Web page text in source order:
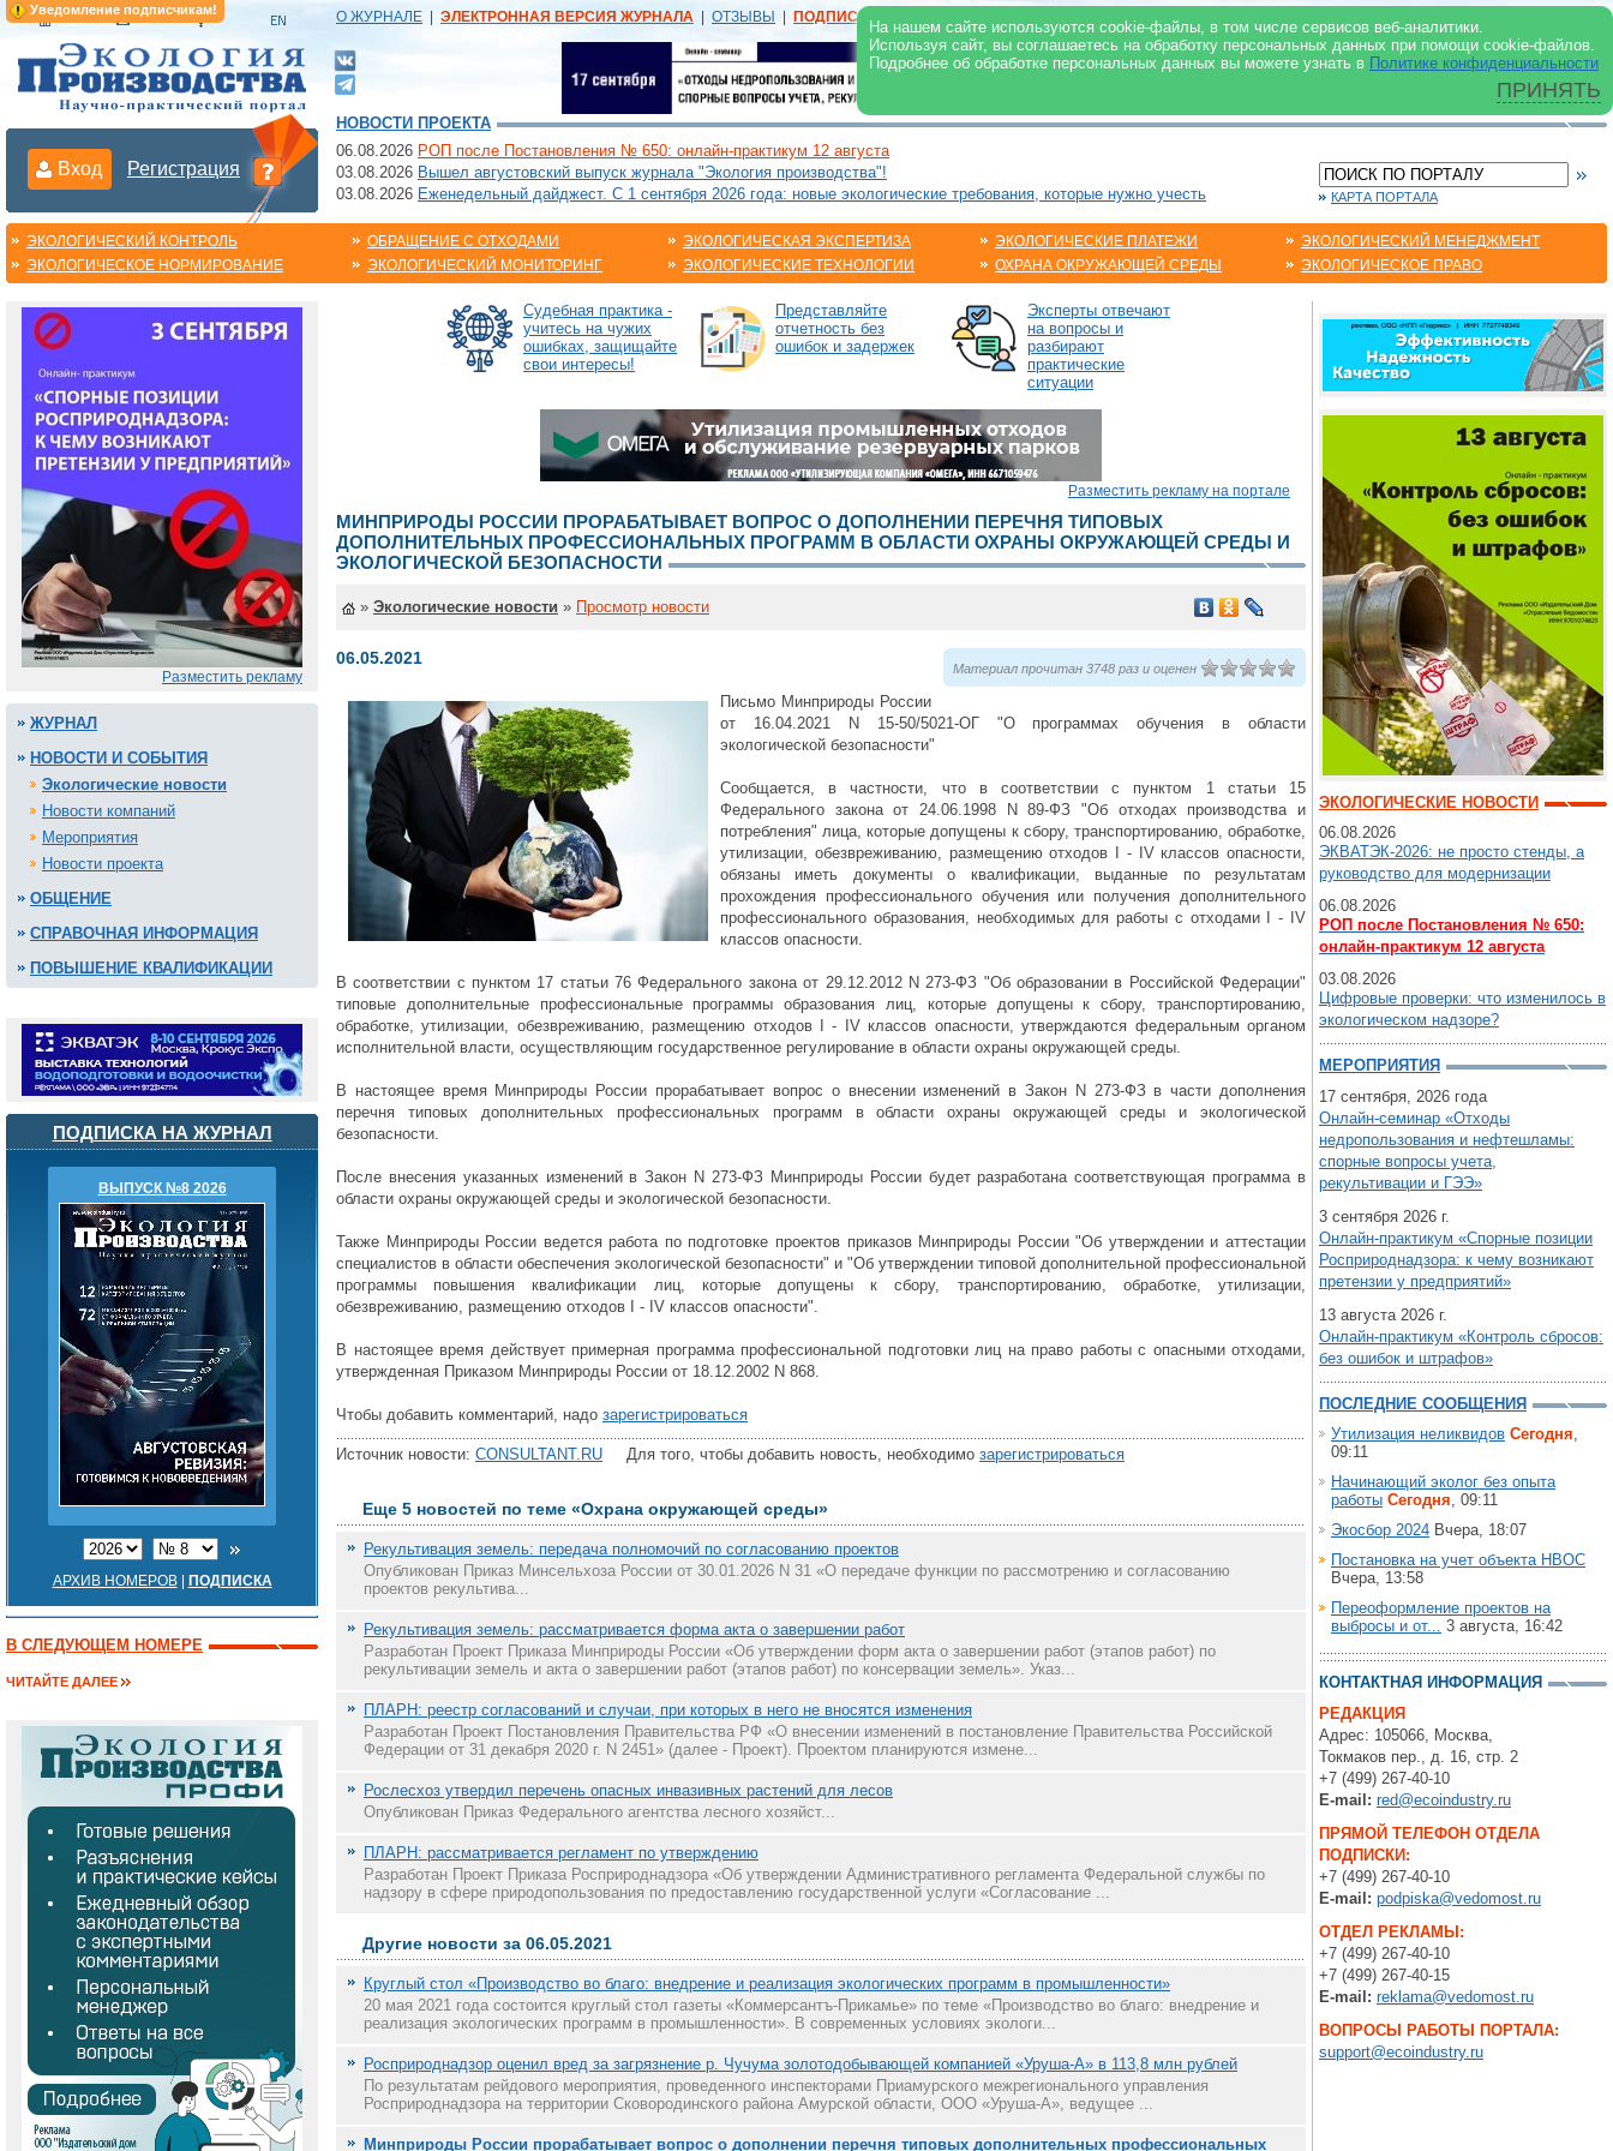
Уведомление подписчикам!
На нашем сайте используются cookie-файлы, в том числе сервисов веб-аналитики.
Используя сайт, вы соглашаетесь на обработку персональных данных при помощи cookie-файлов.
Подробнее об обработке персональных данных вы можете узнать в Политике конфиденциальности
ПРИНЯТЬ
О ЖУРНАЛЕ ЭЛЕКТРОННАЯ ВЕРСИЯ ЖУРНАЛА ОТЗЫВЫ ПОДПИСКА | В ЖУРНАЛЕ В ИНТЕРНЕТ
Вход Регистрация
НОВОСТИ ПРОЕКТА
06.08.2026 РОП после Постановления № 650: онлайн-практикум 12 августа
03.08.2026 Вышел августовский выпуск журнала "Экология производства"!
03.08.2026 Еженедельный дайджест. С 1 сентября 2026 года: новые экологические требования, которые нужно учесть КАРТА ПОРТАЛА
ЭКОЛОГИЧЕСКИЙ КОНТРОЛЬ
ЭКОЛОГИЧЕСКОЕ НОРМИРОВАНИЕ
ОБРАЩЕНИЕ С ОТХОДАМИ
ЭКОЛОГИЧЕСКИЙ МОНИТОРИНГ
ЭКОЛОГИЧЕСКАЯ ЭКСПЕРТИЗА
ЭКОЛОГИЧЕСКИЕ ТЕХНОЛОГИИ
ЭКОЛОГИЧЕСКИЕ ПЛАТЕЖИ
ОХРАНА ОКРУЖАЮЩЕЙ СРЕДЫ
ЭКОЛОГИЧЕСКИЙ МЕНЕДЖМЕНТ
ЭКОЛОГИЧЕСКОЕ ПРАВО
Разместить рекламу
ЖУРНАЛ
НОВОСТИ И СОБЫТИЯ
Экологические новости
Новости компаний
Мероприятия
Новости проекта
ОБЩЕНИЕ
СПРАВОЧНАЯ ИНФОРМАЦИЯ
ПОВЫШЕНИЕ КВАЛИФИКАЦИИ
ПОДПИСКА НА ЖУРНАЛ
ВЫПУСК №8 2026
АРХИВ НОМЕРОВ| ПОДПИСКА
В СЛЕДУЮЩЕМ НОМЕРЕ
ЧИТАЙТЕ ДАЛЕЕ
Судебная практика -
учитесь на чужих
ошибках, защищайте
свои интересы!
Представляйте
отчетность без
ошибок и задержек
Эксперты отвечают
на вопросы и
разбирают
практические
ситуации
Разместить рекламу на портале
МИНПРИРОДЫ РОССИИ ПРОРАБАТЫВАЕТ ВОПРОС О ДОПОЛНЕНИИ ПЕРЕЧНЯ ТИПОВЫХ
ДОПОЛНИТЕЛЬНЫХ ПРОФЕССИОНАЛЬНЫХ ПРОГРАММ В ОБЛАСТИ ОХРАНЫ ОКРУЖАЮЩЕЙ СРЕДЫ И
ЭКОЛОГИЧЕСКОЙ БЕЗОПАСНОСТИ
» Экологические новости » Просмотр новости
Материал прочитан 3748 раз и оценен
06.05.2021
Письмо Минприроды России
от 16.04.2021 N 15-50/5021-ОГ "О программах обучения в области
экологической безопасности"
Сообщается, в частности, что в соответствии с пунктом 1 статьи 15
Федерального закона от 24.06.1998 N 89-ФЗ "Об отходах производства и
потребления" лица, которые допущены к сбору, транспортированию, обработке,
утилизации, обезвреживанию, размещению отходов I - IV классов опасности,
обязаны иметь документы о квалификации, выданные по результатам
прохождения профессионального обучения или получения дополнительного
профессионального образования, необходимых для работы с отходами I - IV
классов опасности.
В соответствии с пунктом 17 статьи 76 Федерального закона от 29.12.2012 N 273-ФЗ "Об образовании в Российской Федерации"
типовые дополнительные профессиональные программы образования лиц, которые допущены к сбору, транспортированию,
обработке, утилизации, обезвреживанию, размещению отходов I - IV классов опасности, утверждаются федеральным органом
исполнительной власти, осуществляющим государственное регулирование в области охраны окружающей среды.
В настоящее время Минприроды России прорабатывает вопрос о внесении изменений в Закон N 273-ФЗ в части дополнения
перечня типовых дополнительных профессиональных программ в области охраны окружающей среды и экологической
безопасности.
После внесения указанных изменений в Закон N 273-ФЗ Минприроды России будет разработана соответствующая программа в
области охраны окружающей среды и экологической безопасности.
Также Минприроды России ведется работа по подготовке проектов приказов Минприроды России "Об утверждении и аттестации
специалистов в области обеспечения экологической безопасности" и "Об утверждении типовой дополнительной профессиональной
программы повышения квалификации лиц, которые допущены к сбору, транспортированию, обработке, утилизации,
обезвреживанию, размещению отходов I - IV классов опасности".
В настоящее время действует примерная программа профессиональной подготовки лиц на право работы с опасными отходами,
утвержденная Приказом Минприроды России от 18.12.2002 N 868.
Чтобы добавить комментарий, надо зарегистрироваться
Источник новости: CONSULTANT.RU Для того, чтобы добавить новость, необходимо зарегистрироваться
Еще 5 новостей по теме «Охрана окружающей среды»
Рекультивация земель: передача полномочий по согласованию проектов
Опубликован Приказ Минсельхоза России от 30.01.2026 N 31 «О передаче функции по рассмотрению и согласованию
проектов рекультива...
Рекультивация земель: рассматривается форма акта о завершении работ
Разработан Проект Приказа Минприроды России «Об утверждении форм акта о завершении работ (этапов работ) по
рекультивации земель и акта о завершении работ (этапов работ) по консервации земель». Указ...
ПЛАРН: реестр согласований и случаи, при которых в него не вносятся изменения
Разработан Проект Постановления Правительства РФ «О внесении изменений в постановление Правительства Российской
Федерации от 31 декабря 2020 г. N 2451» (далее - Проект). Проектом планируются измене...
Рослесхоз утвердил перечень опасных инвазивных растений для лесов
Опубликован Приказ Федерального агентства лесного хозяйст...
ПЛАРН: рассматривается регламент по утверждению
Разработан Проект Приказа Росприроднадзора «Об утверждении Административного регламента Федеральной службы по
надзору в сфере природопользования по предоставлению государственной услуги «Согласование ...
Другие новости за 06.05.2021
Круглый стол «Производство во благо: внедрение и реализация экологических программ в промышленности»
20 мая 2021 года состоится круглый стол газеты «Коммерсантъ-Прикамье» по теме «Производство во благо: внедрение и
реализация экологических программ в промышленности». В современных условиях экологи...
Росприроднадзор оценил вред за загрязнение р. Чучума золотодобывающей компанией «Уруша-А» в 113,8 млн рублей
По результатам рейдового мероприятия, проведенного инспекторами Приамурского межрегионального управления
Росприроднадзора на территории Сковородинского района Амурской области, ООО «Уруша-А», ведущее ...
Минприроды России прорабатывает вопрос о дополнении перечня типовых дополнительных профессиональных
ЭКОЛОГИЧЕСКИЕ НОВОСТИ
06.08.2026
ЭКВАТЭК-2026: не просто стенды, а
руководство для модернизации
06.08.2026
РОП после Постановления № 650:
онлайн-практикум 12 августа
03.08.2026
Цифровые проверки: что изменилось в
экологическом надзоре?
МЕРОПРИЯТИЯ
17 сентября, 2026 года
Онлайн-семинар «Отходы
недропользования и нефтешламы:
спорные вопросы учета,
рекультивации и ГЭЭ»
3 сентября 2026 г.
Онлайн-практикум «Спорные позиции
Росприроднадзора: к чему возникают
претензии у предприятий»
13 августа 2026 г.
Онлайн-практикум «Контроль сбросов:
без ошибок и штрафов»
ПОСЛЕДНИЕ СООБЩЕНИЯ
Утилизация неликвидов Сегодня,
09:11
Начинающий эколог без опыта
работы Сегодня, 09:11
Экосбор 2024 Вчера, 18:07
Постановка на учет объекта НВОС
Вчера, 13:58
Переоформление проектов на
выбросы и от... 3 августа, 16:42
КОНТАКТНАЯ ИНФОРМАЦИЯ
РЕДАКЦИЯ
Адрес: 105066, Москва,
Токмаков пер., д. 16, стр. 2
+7 (499) 267-40-10
E-mail: red@ecoindustry.ru
ПРЯМОЙ ТЕЛЕФОН ОТДЕЛА
ПОДПИСКИ:
+7 (499) 267-40-10
E-mail: podpiska@vedomost.ru
ОТДЕЛ РЕКЛАМЫ:
+7 (499) 267-40-10
+7 (499) 267-40-15
E-mail: reklama@vedomost.ru
ВОПРОСЫ РАБОТЫ ПОРТАЛА:
support@ecoindustry.ru